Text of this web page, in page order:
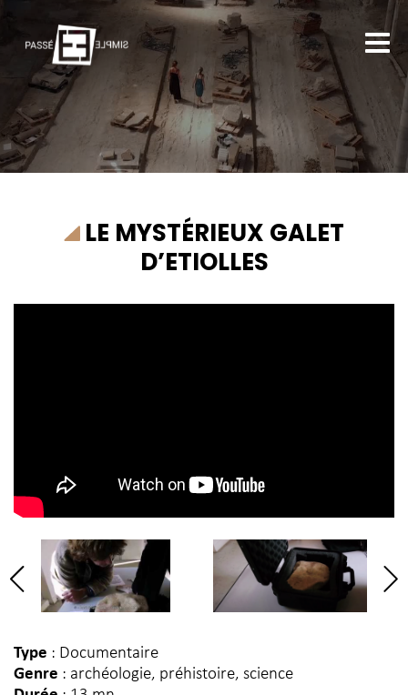
LE MYSTÉRIEUX GALET
D’ETIOLLES
Type : Documentaire
Genre : archéologie, préhistoire, science